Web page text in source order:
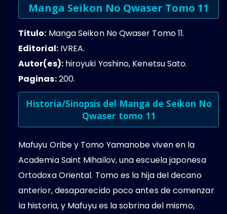
Manga Seikon No Qwaser Tomo 11
Titulo: Manga Seikon No Qwaser Tomo 11.
Editorial:IVREA.
Autor(es):hiroyuki Yoshino, Kenetsu Sato.
Paginas:200.
Historia/Sinopsis del Manga de Seikon No
Qwaser tomo 11
Mafuyu Oribe y Tomo Yamanobe viven en la
Academia Saint Mihailov, una escuela japonesa
Ortodoxa Oriental. Tomo es la hija del decano
anterior, desaparecido poco antes de comenzar
la historia, y Mafuyu es la sobrina del mismo,